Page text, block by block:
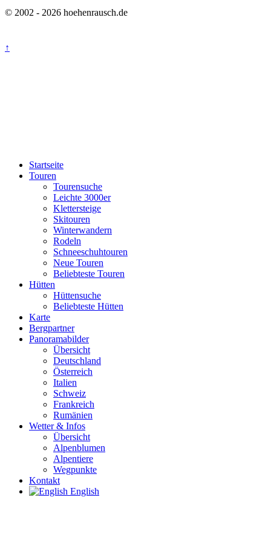
© 2002 - 2026 hoehenrausch.de
↑
Startseite
Touren
Tourensuche
Leichte 3000er
Klettersteige
Skitouren
Winterwandern
Rodeln
Schneeschuhtouren
Neue Touren
Beliebteste Touren
Hütten
Hüttensuche
Beliebteste Hütten
Karte
Bergpartner
Panoramabilder
Übersicht
Deutschland
Österreich
Italien
Schweiz
Frankreich
Rumänien
Wetter & Infos
Übersicht
Alpenblumen
Alpentiere
Wegpunkte
Kontakt
English